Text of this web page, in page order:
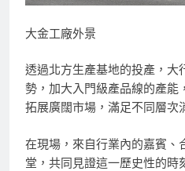
大金工廠外景
透過北方生產基地的投產，大
勢，加大入門級產品線的產能
拓展廣闊市場，滿足不同層次
在現場，來自行業內的嘉賓、
堂，共同見證這一歷史性的時